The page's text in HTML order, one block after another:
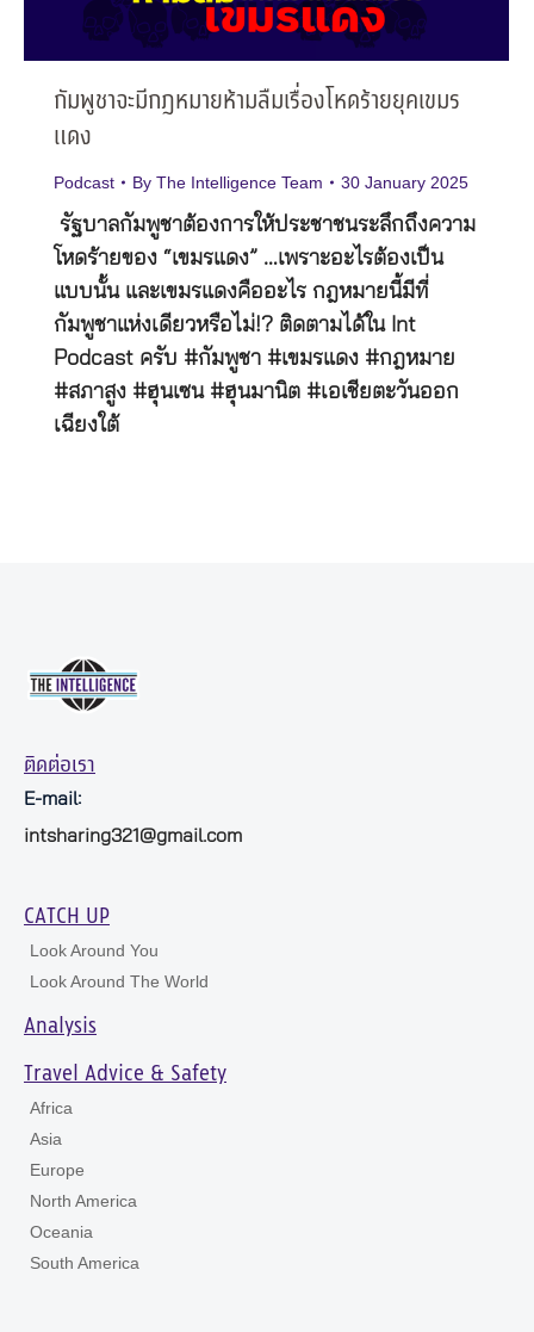
กัมพูชาจะมีกฎหมายห้ามลืมเรื่องโหดร้ายยุคเขมร
แดง
Podcast By The Intelligence Team 30 January 2025
รัฐบาลกัมพูชาต้องการให้ประชาชนระลึกถึงความ
โหดร้ายของ “เขมรแดง” …เพราะอะไรต้องเป็น
แบบนั้น และเขมรแดงคืออะไร กฎหมายนี้มีที่
กัมพูชาแห่งเดียวหรือไม่!? ติดตามได้ใน Int
Podcast ครับ #กัมพูชา #เขมรแดง #กฎหมาย
#สภาสูง #ฮุนเซน #ฮุนมานิต #เอเชียตะวันออก
เฉียงใต้
ติดต่อเรา
E-mail:
intsharing321@gmail.com
CATCH UP
Look Around You
Look Around The World
Analysis
Travel Advice & Safety
Africa
Asia
Europe
North America
Oceania
South America